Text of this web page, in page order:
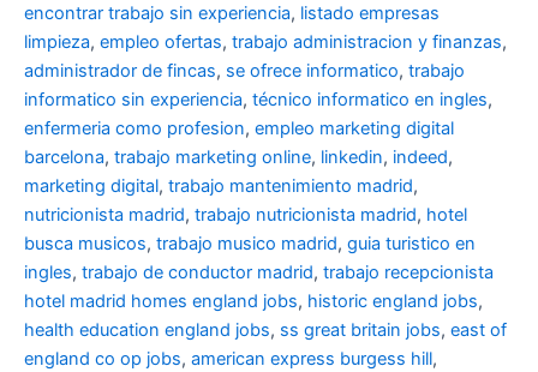
encontrar trabajo sin experiencia, listado empresas
limpieza, empleo ofertas, trabajo administracion y finanzas,
administrador de fincas, se ofrece informatico, trabajo
informatico sin experiencia, técnico informatico en ingles,
enfermeria como profesion, empleo marketing digital
barcelona, trabajo marketing online, linkedin, indeed,
marketing digital, trabajo mantenimiento madrid,
nutricionista madrid, trabajo nutricionista madrid, hotel
busca musicos, trabajo musico madrid, guia turistico en
ingles, trabajo de conductor madrid, trabajo recepcionista
hotel madrid homes england jobs, historic england jobs,
health education england jobs, ss great britain jobs, east of
england co op jobs, american express burgess hill,